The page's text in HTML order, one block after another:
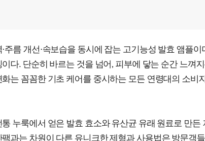
주름 개선·속보습을 동시에 잡는 고기능성 발효 앰플이
다. 단순히 바르는 것을 넘어, 피부에 닿는 순간 느껴
는 꼼꼼한 기초 케어를 중시하는 모든 연령대의 소비
누룩에서 얻은 발효 효소와 유산균 유래 원료로 만든
과는 차원이 다른 유니크한 제형과 사용법은 방문객